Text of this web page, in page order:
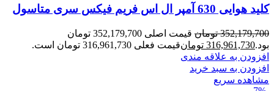
کلید هوایی 630 آمپر ال اس فریم فیکس سری متاسول
352,179,700 تومان
قیمت اصلی 352,179,700 تومان
بود.316,961,730 تومانقیمت فعلی 316,961,730 تومان است.
افزودن به علاقه مندی
افزودن به سبد خرید
مشاهده سریع